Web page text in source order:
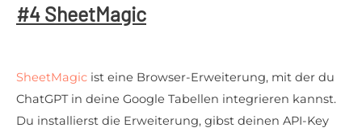
#4 SheetMagic
SheetMagic ist eine Browser-Erweiterung, mit der du
ChatGPT in deine Google Tabellen integrieren kannst.
Du installierst die Erweiterung, gibst deinen API-Key